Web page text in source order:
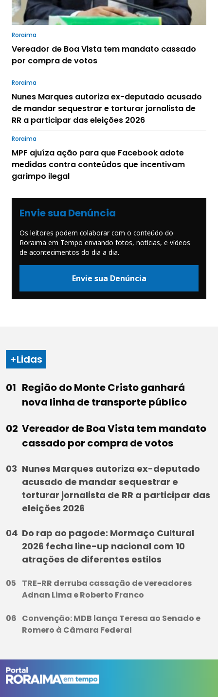
Roraima
Vereador de Boa Vista tem mandato cassado
por compra de votos
Roraima
Nunes Marques autoriza ex-deputado acusado
de mandar sequestrar e torturar jornalista de
RR a participar das eleições 2026
Roraima
MPF ajuíza ação para que Facebook adote
medidas contra conteúdos que incentivam
garimpo ilegal
Envie sua Denúncia
Os leitores podem colaborar com o conteúdo do
Roraima em Tempo enviando fotos, notícias, e vídeos
de acontecimentos do dia a dia.
Envie sua Denúncia
+Lidas
Região do Monte Cristo ganhará
nova linha de transporte público
Vereador de Boa Vista tem mandato
cassado por compra de votos
Nunes Marques autoriza ex-deputado
acusado de mandar sequestrar e
torturar jornalista de RR a participar das
eleições 2026
Do rap ao pagode: Mormaço Cultural
2026 fecha line-up nacional com 10
atrações de diferentes estilos
TRE-RR derruba cassação de vereadores
Adnan Lima e Roberto Franco
Convenção: MDB lança Teresa ao Senado e
Romero à Câmara Federal